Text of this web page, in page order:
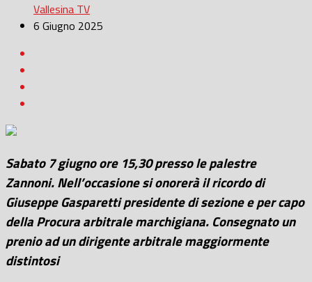
Vallesina TV
6 Giugno 2025
Sabato 7 giugno ore 15,30 presso le palestre
Zannoni. Nell’occasione si onorerà il ricordo di
Giuseppe Gasparetti presidente di sezione e per capo
della Procura arbitrale marchigiana. Consegnato un
prenio ad un dirigente arbitrale maggiormente
distintosi